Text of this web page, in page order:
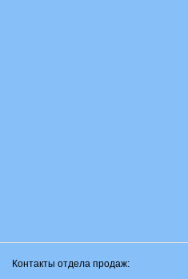
Контакты отдела продаж: